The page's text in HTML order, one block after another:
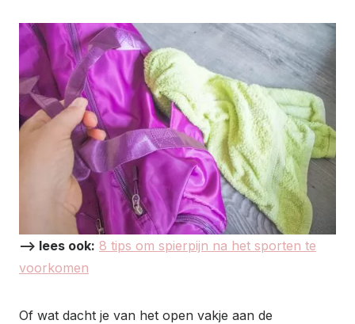
–> lees ook: 8 tips om spierpijn na het sporten te
voorkomen
Of wat dacht je van het open vakje aan de